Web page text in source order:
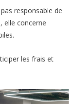
responsable de
elle concerne
les frais et